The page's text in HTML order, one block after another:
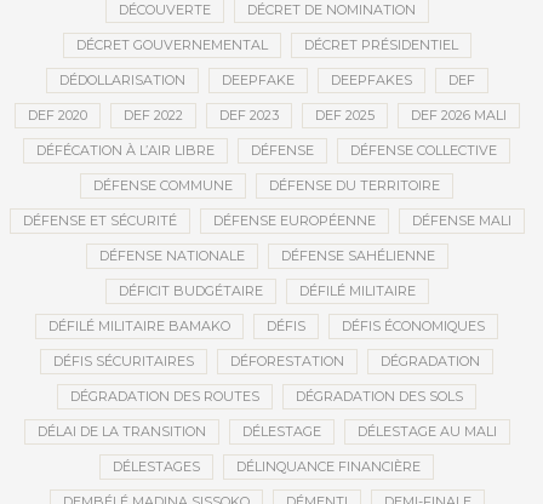
DÉCOUVERTE DÉCRET DE NOMINATION
DÉCRET GOUVERNEMENTAL DÉCRET PRÉSIDENTIEL
DÉDOLLARISATION DEEPFAKE DEEPFAKES DEF
DEF 2020 DEF 2022 DEF 2023 DEF 2025 DEF 2026 MALI
DÉFÉCATION À L’AIR LIBRE DÉFENSE DÉFENSE COLLECTIVE
DÉFENSE COMMUNE DÉFENSE DU TERRITOIRE
DÉFENSE ET SÉCURITÉ DÉFENSE EUROPÉENNE DÉFENSE MALI
DÉFENSE NATIONALE DÉFENSE SAHÉLIENNE
DÉFICIT BUDGÉTAIRE DÉFILÉ MILITAIRE
DÉFILÉ MILITAIRE BAMAKO DÉFIS DÉFIS ÉCONOMIQUES
DÉFIS SÉCURITAIRES DÉFORESTATION DÉGRADATION
DÉGRADATION DES ROUTES DÉGRADATION DES SOLS
DÉLAI DE LA TRANSITION DÉLESTAGE DÉLESTAGE AU MALI
DÉLESTAGES DÉLINQUANCE FINANCIÈRE